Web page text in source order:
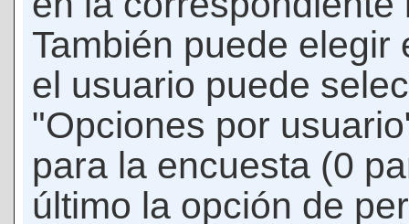
También puede
el usuario puede
"Opciones por
para la encuesta (0
último la opción de